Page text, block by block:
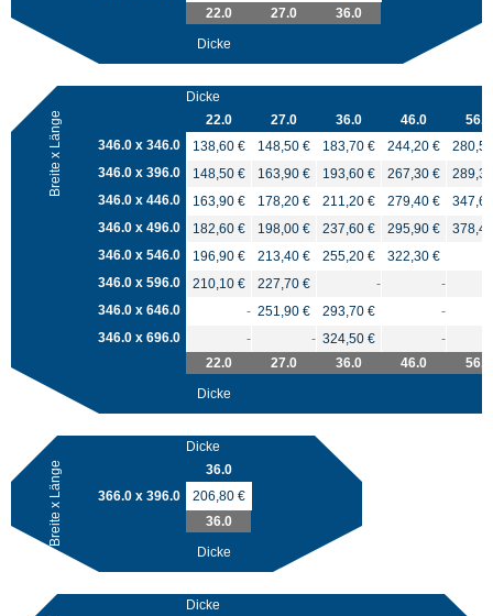
22.0
27.0
36.0
Dicke
Dicke
22.0
27.0 36.0 46.0 56.0
Breite x Länge 346.0 x 346.0 138,60 € 148,50 € 183,70 € 244,20 €
346.0 x 396.0
148,50 € 163,90 € 193,60 € 267,30 €
346.0 x 446.0
163,90 € 178,20 € 211,20 € 279,40 €
346.0 x 496.0
182,60 € 198,00 € 237,60 € 295,90 €
346.0 x 546.0
196,90 € 213,40 € 255,20 €
322,30 €
346.0 x 596.0
210,10 € 227,70 € -
-
346.0 x 646.0
- 251,90 € 293,70 €
-
346.0 x 696.0
- - 324,50 €
-
22.0
27.0 36.0 46.0
56.0
Dicke
Dicke
36.0
Breite x Länge 366.0 x 396.0
206,80 €
36.0
Dicke
Dicke